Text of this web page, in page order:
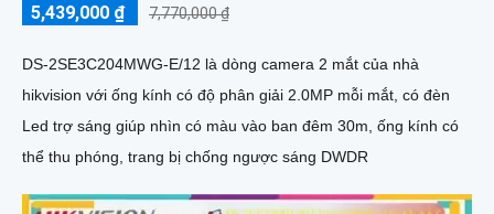
5,439,000 ₫ 7,770,000 ₫
DS-2SE3C204MWG-E/12 là dòng camera 2 mắt của nhà
hikvision với ống kính có độ phân giải 2.0MP mỗi mắt, có đèn
Led trợ sáng giúp nhìn có màu vào ban đêm 30m, ống kính có
thể thu phóng, trang bị chống ngược sáng DWDR